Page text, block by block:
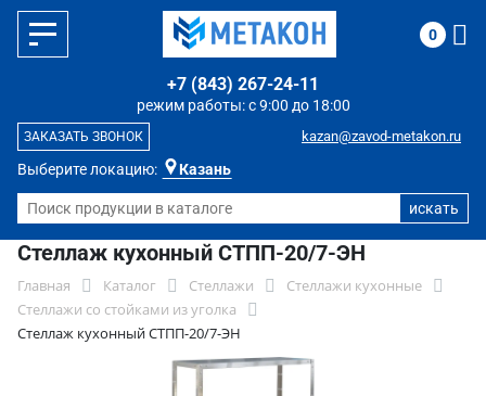
Выберите локацию: Казань
режим работы: с 9:00 до 18:00
+7 (843) 267-24-11
kazan@zavod-metakon.ru
ЗАКАЗАТЬ ЗВОНОК
0
Стеллаж кухонный СТПП-20/7-ЭН
Главная Каталог Стеллажи
Стеллажи кухонные
Стеллажи со стойками из уголка
Стеллаж кухонный СТПП-20/7-ЭН